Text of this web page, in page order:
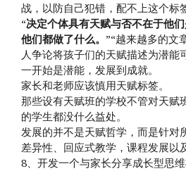
战，以防自己犯错，配不上这个标签
“决定个体具有天赋与否不在于他
他们都做了什么。 ”“越来越多的文
人争论将孩子们的天赋描述为潜能
一开始是潜能，发展到成就。
家长和老师应该慎用天赋标签。
那些设有天赋班的学校不管对天赋
的学生都没什么益处。
发展的并不是天赋哲学，而是针对
差异性、回应式教学，课程发展以
8、开发一个与家长分享成长型思